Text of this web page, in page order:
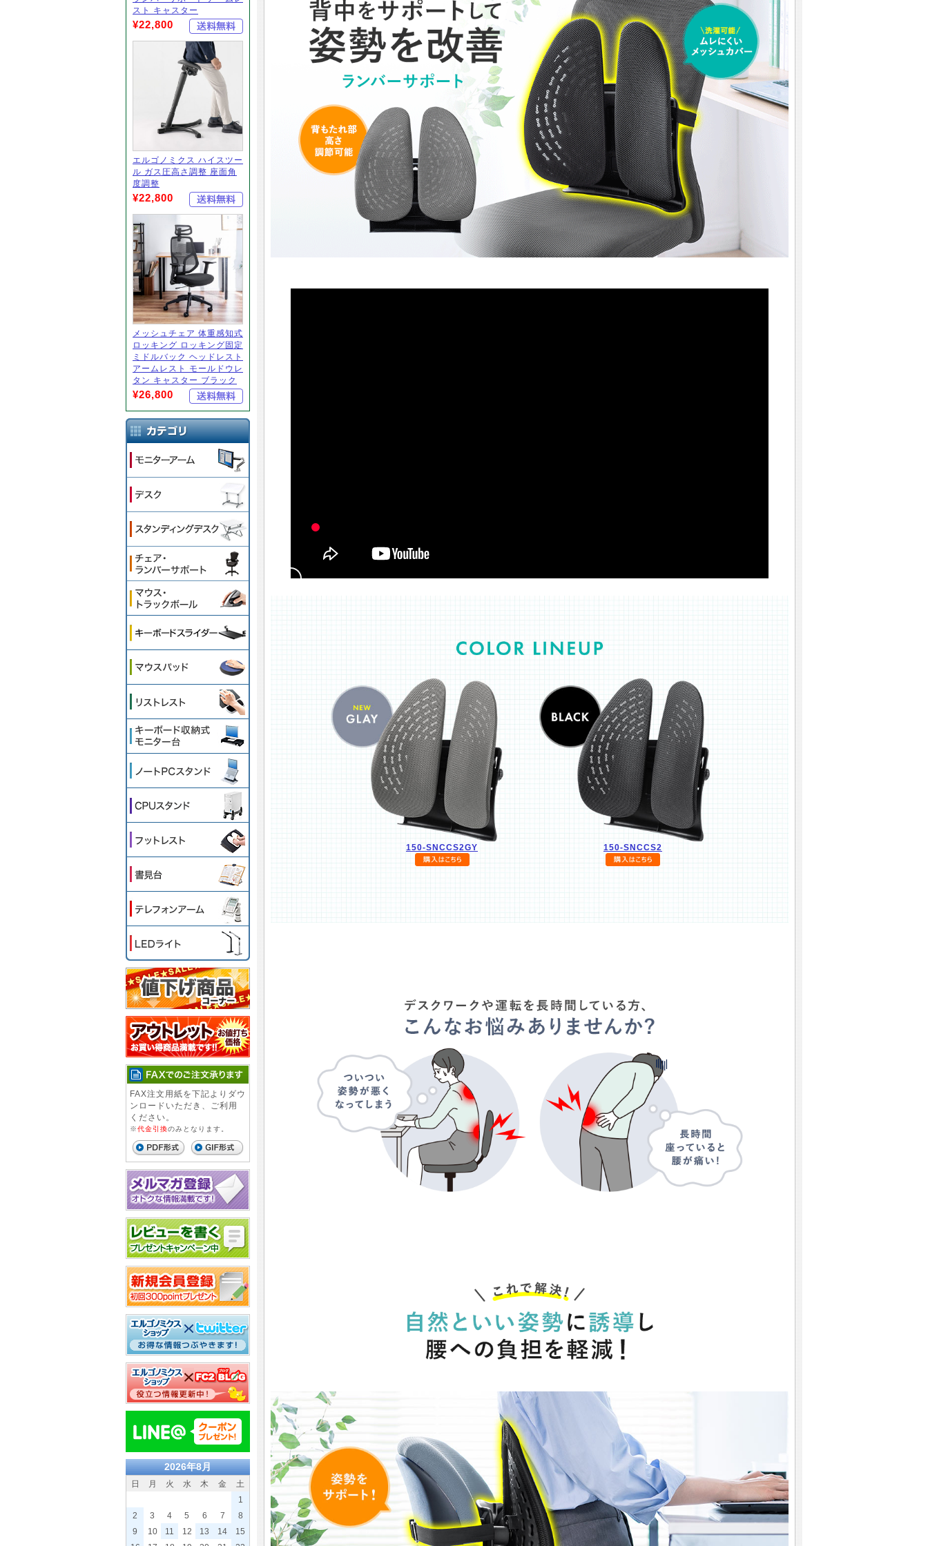
スト キャスター
¥22,800
エルゴノミクス ハイスツー
ル ガス圧高さ調整 座面角
度調整
¥22,800
メッシュチェア 体重感知式
ロッキング ロッキング固定
ミドルバック ヘッドレスト
アームレスト モールドウレ
タン キャスター ブラック
¥26,800
FAX注文用紙を下記よりダウ
ンロードいただき、ご利用
ください。
※代金引換のみとなります。
2026年8月
日 月 火 水 木 金
土
1
2
3 4 5 6 7
8
9
10 11 12 13 14
15
150-SNCCS2GY 150-SNCCS2